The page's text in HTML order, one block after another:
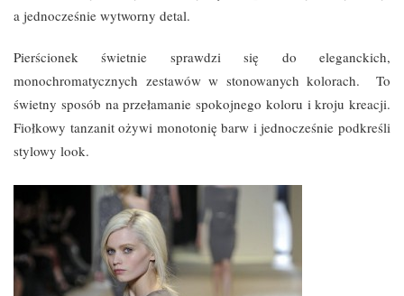
a jednocześnie wytworny detal.
Pierścionek świetnie sprawdzi się do eleganckich,
monochromatycznych zestawów w stonowanych kolorach. To
świetny sposób na przełamanie spokojnego koloru i kroju kreacji.
Fiołkowy tanzanit ożywi monotonię barw i jednocześnie podkreśli
stylowy look.